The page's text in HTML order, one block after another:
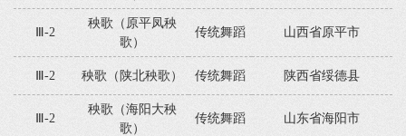
Ⅲ-2
秧歌（原平凤秧
歌）
传统舞蹈 山西省原平市
Ⅲ-2 秧歌（陕北秧歌） 传统舞蹈 陕西省绥德县
Ⅲ-2
秧歌（海阳大秧
歌）
传统舞蹈 山东省海阳市